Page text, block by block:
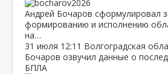
Андрей Бочаров сформулировал
формированию и исполнению
на…
31 июля 12:11 Волгоградская
Бочаров озвучил данные о
БПЛА